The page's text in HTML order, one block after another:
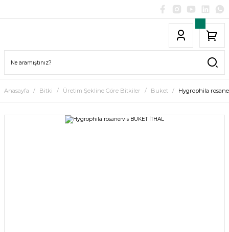
Anasayfa Bitki Üretim Şekline Göre Bitkiler Buket Hygrophila